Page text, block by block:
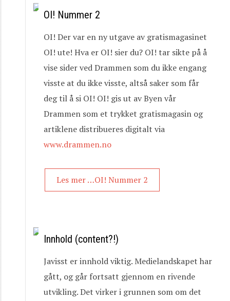
OI! Nummer 2
OI! Der var en ny utgave av gratismagasinet
OI! ute! Hva er OI! sier du? OI! tar sikte på å
vise sider ved Drammen som du ikke engang
visste at du ikke visste, altså saker som får
deg til å si OI! OI! gis ut av Byen vår
Drammen som et trykket gratismagasin og
artiklene distribueres digitalt via
www.drammen.no
Les mer …OI! Nummer 2
Innhold (content?!)
Javisst er innhold viktig. Medielandskapet har
gått, og går fortsatt gjennom en rivende
utvikling. Det virker i grunnen som om det